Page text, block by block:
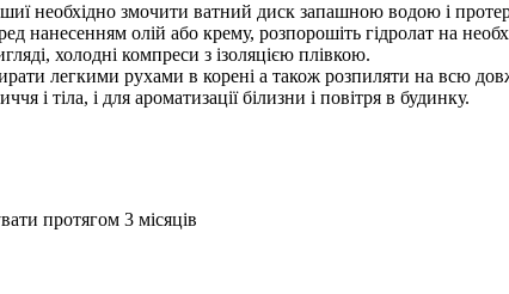
необхідно змочити ватний диск запашною водою і
нанесенням олій або крему, розпорошіть гідролат на
холодні компреси з ізоляцією плівкою.
легкими рухами в корені а також розпиляти на всю
і тіла, і для ароматизації білизни і повітря в будинку.
протягом 3 місяців